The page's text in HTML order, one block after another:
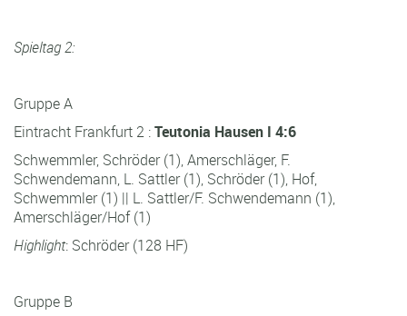
Spieltag 2:
Gruppe A
Eintracht Frankfurt 2 :Teutonia Hausen I 4:6
Schwemmler, Schröder (1), Amerschläger, F.
Schwendemann, L. Sattler (1), Schröder (1), Hof,
Schwemmler (1) || L. Sattler/F. Schwendemann (1),
Amerschläger/Hof (1)
Highlight: Schröder (128 HF)
Gruppe B